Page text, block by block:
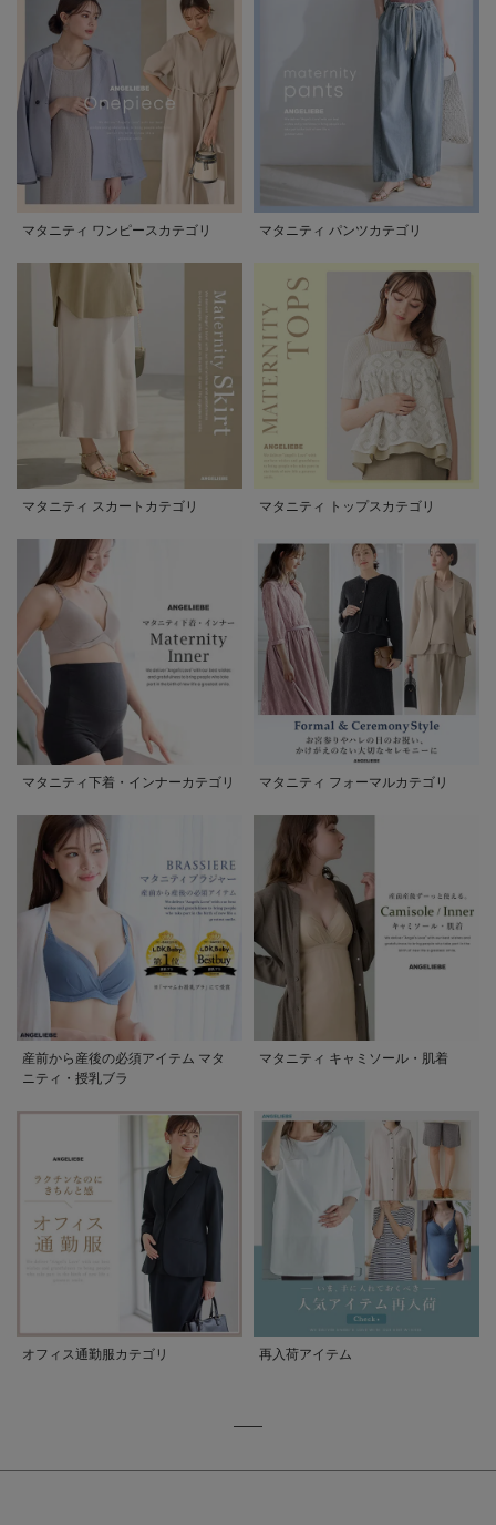
マタニティ ワンピースカテゴリ マタニティ パンツカテゴリ
マタニティ スカートカテゴリ マタニティ トップスカテゴリ
マタニティ下着・インナーカテゴリ マタニティ フォーマルカテゴリ
産前から産後の必須アイテム マタ
ニティ・授乳ブラ
マタニティ キャミソール・肌着
オフィス通勤服カテゴリ 再入荷アイテム